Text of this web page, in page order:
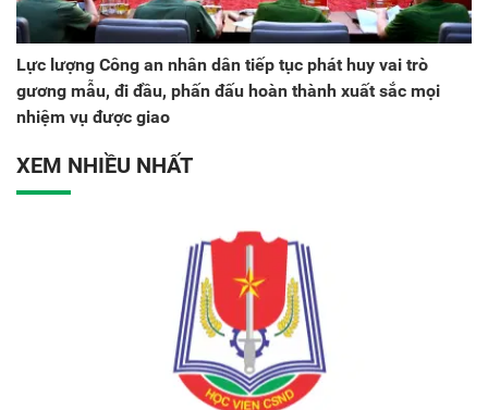
Lực lượng Công an nhân dân tiếp tục phát huy vai trò
gương mẫu, đi đầu, phấn đấu hoàn thành xuất sắc mọi
nhiệm vụ được giao
XEM NHIỀU NHẤT